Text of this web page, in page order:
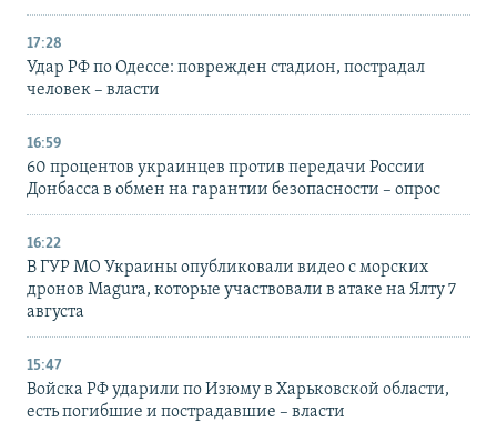
17:28
Удар РФ по Одессе: поврежден стадион, пострадал
человек – власти
16:59
60 процентов украинцев против передачи России
Донбасса в обмен на гарантии безопасности – опрос
16:22
В ГУР МО Украины опубликовали видео с морских
дронов Magura, которые участвовали в атаке на Ялту 7
августа
15:47
Войска РФ ударили по Изюму в Харьковской области,
есть погибшие и пострадавшие – власти